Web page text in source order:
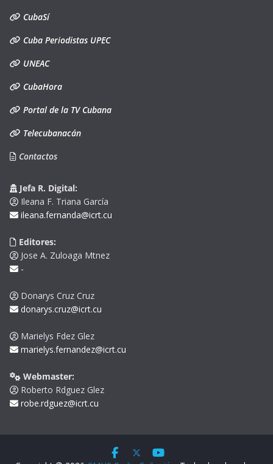
CubaSí
Cuba Periodistas UPEC
UNEAC
CubaHora
Portal de la TV Cubana
Telecubanacán
Contactos
Jefa R. Digital:
Ileana F. Triana García
ileana.fernanda@icrt.cu
Editores:
Jose A. Zuloaga Mtnez
-
Donarys Cruz Cruz
donarys.cruz@icrt.cu
Marielys Fdez Glez
marielys.fernandez@icrt.cu
Webmaster:
Roberto Rdguez Glez
robe.rdguez@icrt.cu